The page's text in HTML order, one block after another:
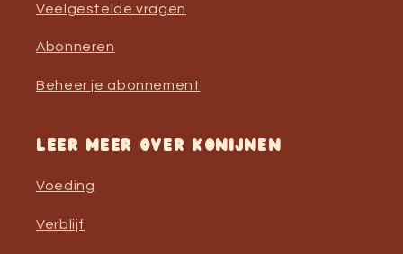
Veelgestelde vragen
Abonneren
Beheer je abonnement
Leer meer over konijnen
Voeding
Verblijf